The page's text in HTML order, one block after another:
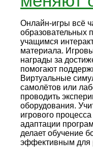
Онлайн-игры всё
образовательных
учащимся
материала.
награды за
помогают
Виртуальные
самолётов или
проводить
оборудования.
игрового
адаптации
делает обучение
эффективным для